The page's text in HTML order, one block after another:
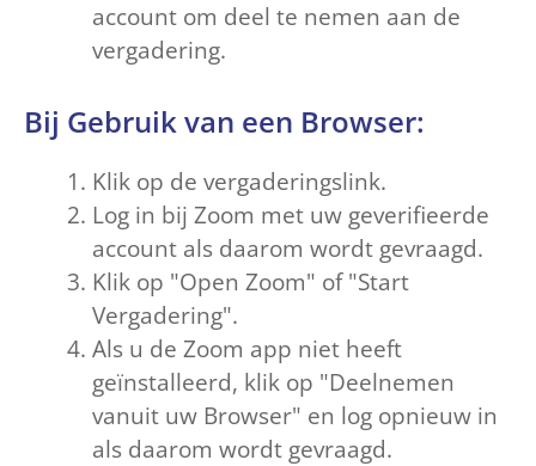
account om deel te nemen aan de
vergadering.
Bij Gebruik van een Browser:
Klik op de vergaderingslink.
Log in bij Zoom met uw geverifieerde
account als daarom wordt gevraagd.
Klik op "Open Zoom" of "Start
Vergadering".
Als u de Zoom app niet heeft
geïnstalleerd, klik op "Deelnemen
vanuit uw Browser" en log opnieuw in
als daarom wordt gevraagd.